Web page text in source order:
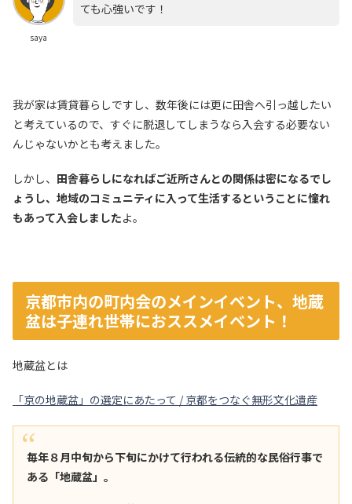
saya
ても心強いです！
我が家は賃貸暮らしですし、数年後には更に田舎へ引っ越したい
と考えているので、すぐに脱退してしまうなら入会する必要ない
んじゃないかとも考えました。
しかし、 田舎暮らしになればご近所さんとの関係は密になるでし
ょうし、地域のコミュニティに入って生活するということに憧れ
もあって入会しましたよ。
京都市内の町内会のメインイベント、地蔵
盆は子連れ世帯におススメイベント！
地蔵盆とは
「京の地蔵盆」の選定にあたって / 京都をつなぐ無形文化遺産
毎年８月中旬から下旬にかけて行われる伝統的な民俗行事で
ある「地蔵盆」。